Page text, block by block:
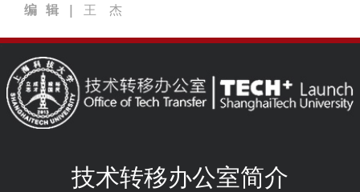
编 辑 |
王 杰
技术转移办公室简介